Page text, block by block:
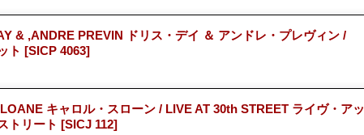
& ,ANDRE PREVIN ドリス・デイ ＆ アンドレ・プレヴィン /
ト [SICP 4063]
キャロル・スローン / LIVE AT 30th STREET ライヴ・アッ
トリート [SICJ 112]